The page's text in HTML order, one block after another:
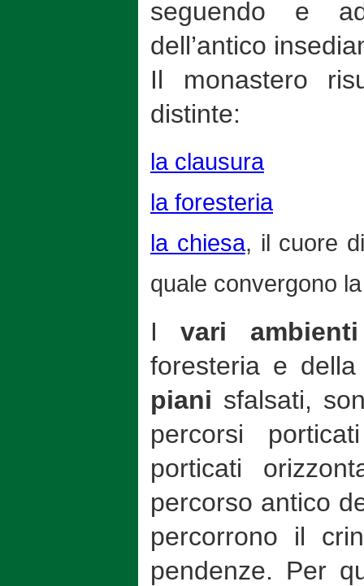
seguendo e
dell’antico
Il monastero
distinte:
la clausura
la foresteria
la chiesa, il cuore
quale convergono
I vari
foresteria e
piani sfalsati,
percorsi
porticati
percorso antico
percorrono il
pendenze. Per